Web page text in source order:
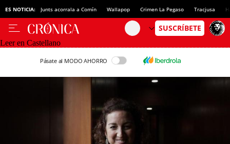
ES NOTICIA: Junts acorrala a Comín Wallapop Crimen La Pegaso Tracjusa
Leer en Castellano
Pásate al MODO AHORRO